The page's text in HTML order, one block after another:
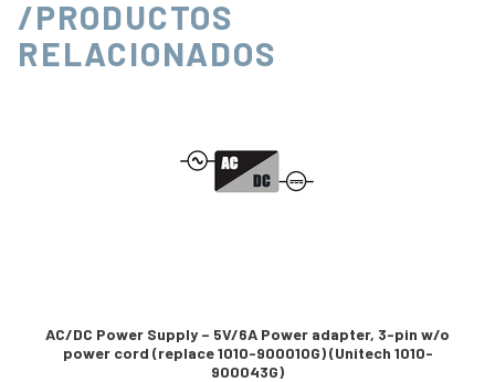
/PRODUCTOS
RELACIONADOS
AC/DC Power Supply – 5V/6A Power adapter, 3-pin w/o
power cord (replace 1010-900010G) (Unitech 1010-
900043G)